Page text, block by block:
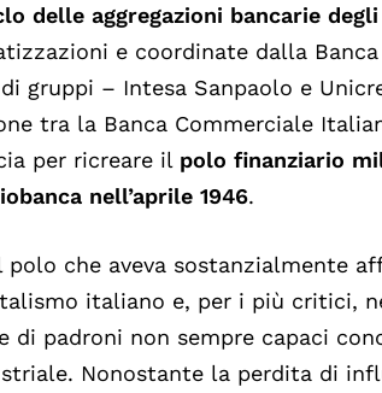
delle aggregazioni bancarie
e coordinate dalla
gruppi – Intesa Sanpaolo e
tra la Banca Commerciale
per ricreare il polo finanziario
nell’aprile 1946.
polo che aveva sostanzialmente
italiano e, per i più critici,
di padroni non sempre capaci
Nonostante la perdita di